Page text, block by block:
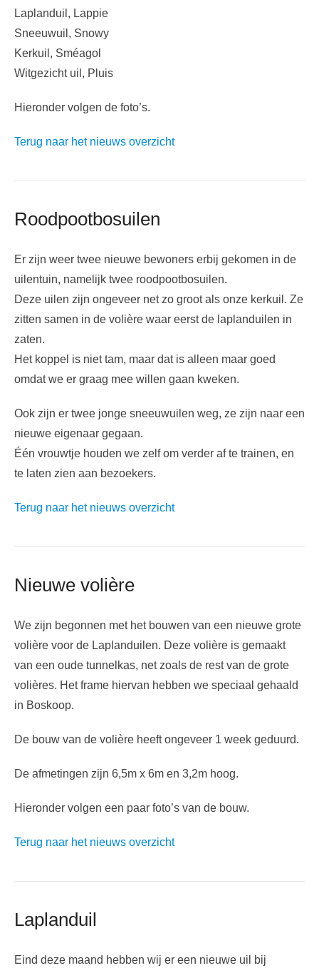
Laplanduil, Lappie
Sneeuwuil, Snowy
Kerkuil, Sméagol
Witgezicht uil, Pluis
Hieronder volgen de foto’s.
Terug naar het nieuws overzicht
Roodpootbosuilen
Er zijn weer twee nieuwe bewoners erbij gekomen in de
uilentuin, namelijk twee roodpootbosuilen.
Deze uilen zijn ongeveer net zo groot als onze kerkuil. Ze
zitten samen in de volière waar eerst de laplanduilen in
zaten.
Het koppel is niet tam, maar dat is alleen maar goed
omdat we er graag mee willen gaan kweken.
Ook zijn er twee jonge sneeuwuilen weg, ze zijn naar een
nieuwe eigenaar gegaan.
Één vrouwtje houden we zelf om verder af te trainen, en
te laten zien aan bezoekers.
Terug naar het nieuws overzicht
Nieuwe volière
We zijn begonnen met het bouwen van een nieuwe grote
volière voor de Laplanduilen. Deze volière is gemaakt
van een oude tunnelkas, net zoals de rest van de grote
volières. Het frame hiervan hebben we speciaal gehaald
in Boskoop.
De bouw van de volière heeft ongeveer 1 week geduurd.
De afmetingen zijn 6,5m x 6m en 3,2m hoog.
Hieronder volgen een paar foto’s van de bouw.
Terug naar het nieuws overzicht
Laplanduil
Eind deze maand hebben wij er een nieuwe uil bij